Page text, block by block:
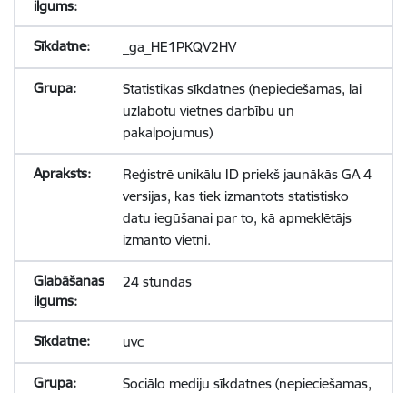
_ga_HE1PKQV2HV
Statistikas sīkdatnes (nepieciešamas, lai
uzlabotu vietnes darbību un
pakalpojumus)
Reģistrē unikālu ID priekš jaunākās GA 4
versijas, kas tiek izmantots statistisko
datu iegūšanai par to, kā apmeklētājs
izmanto vietni.
24 stundas
uvc
Sociālo mediju sīkdatnes (nepieciešamas,